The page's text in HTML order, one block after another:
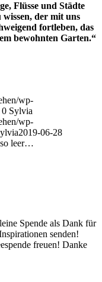
Flüsse und Städte
der mit uns
fortleben, das
bewohnten Garten.“
wp-
0 Sylvia
wp-
2019-06-28
leer…
Spende als Dank für
senden!
freuen! Danke